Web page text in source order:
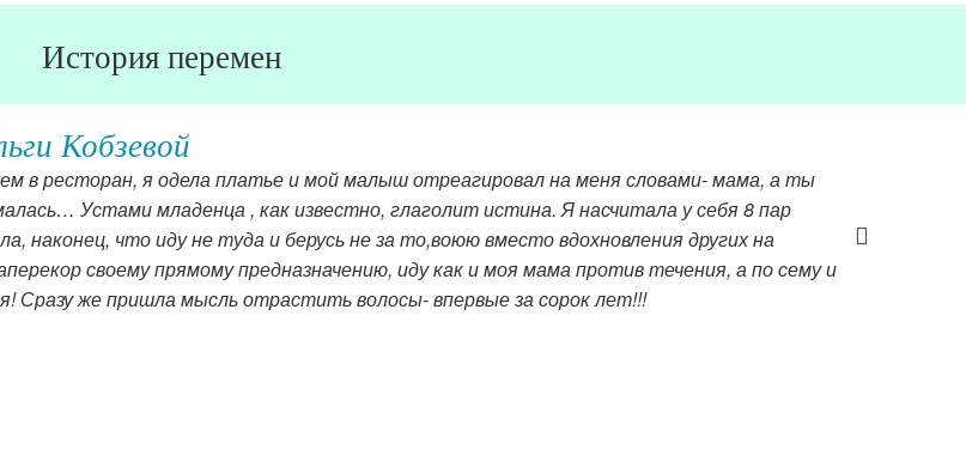
История перемен
Кобзевой
в ресторан, я одела платье и мой малыш отреагировал на меня словами- мама, а ты
Устами младенца , как известно, глаголит истина. Я насчитала у себя 8 пар
наконец, что иду не туда и берусь не за то,воюю вместо вдохновления других на
своему прямому предназначению, иду как и моя мама против течения, а по сему и
Сразу же пришла мысль отрастить волосы- впервые за сорок лет!!!